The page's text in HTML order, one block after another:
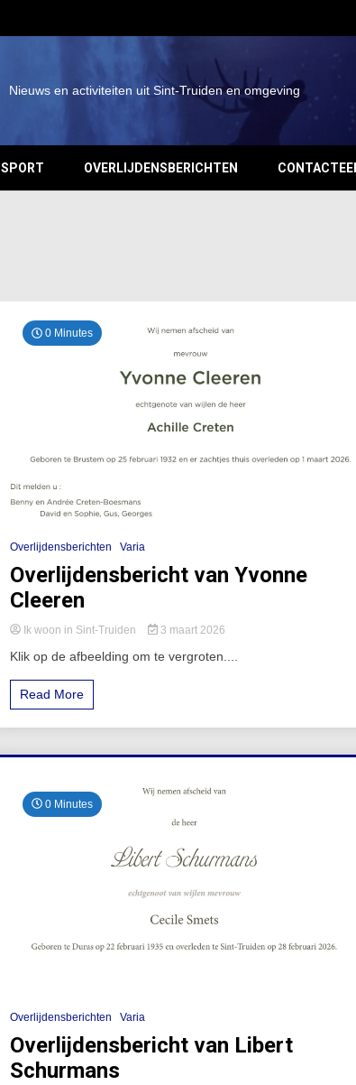
Nieuws en activiteiten uit Sint-Truiden en omgeving
SPORT OVERLIJDENSBERICHTEN
0 Minutes
Overlijdensberichten Varia
Overlijdensbericht van Yvonne
Cleeren
Ik woon in Sint-Truiden 3 maart 2026
Klik op de afbeelding om te vergroten....
Read More
0 Minutes
Overlijdensberichten Varia
Overlijdensbericht van Libert
Schurmans